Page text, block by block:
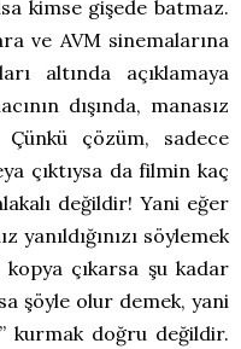
kimse gişede batmaz.
ve AVM sinemalarına
altında açıklamaya
dışında, manasız
çözüm, sadece
çıktıysa da filmin kaç
değildir! Yani eğer
yanıldığınızı söylemek
çıkarsa şu kadar
şöyle olur demek, yani
kurmak doğru değildir.